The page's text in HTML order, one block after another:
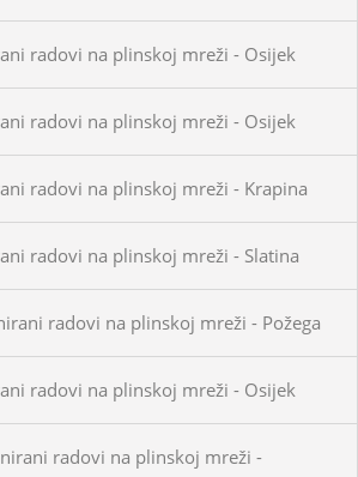
radovi na plinskoj mreži - Osijek
radovi na plinskoj mreži - Osijek
radovi na plinskoj mreži - Krapina
radovi na plinskoj mreži - Slatina
radovi na plinskoj mreži - Požega
radovi na plinskoj mreži - Osijek
radovi na plinskoj mreži -